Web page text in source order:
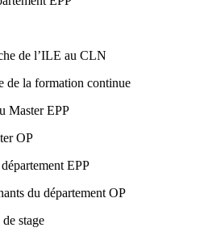
de l’ILE au CLN
la formation continue
Master EPP
OP
EPP
du département OP
stage